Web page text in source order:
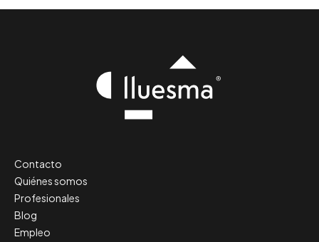
Contacto
Quiénes somos
Profesionales
Blog
Empleo